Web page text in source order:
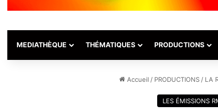
MEDIATHÈQUE THÉMATIQUES PRODUCTIONS
Accueil / PRODUCTIONS / LA
LES ÉMISSIONS